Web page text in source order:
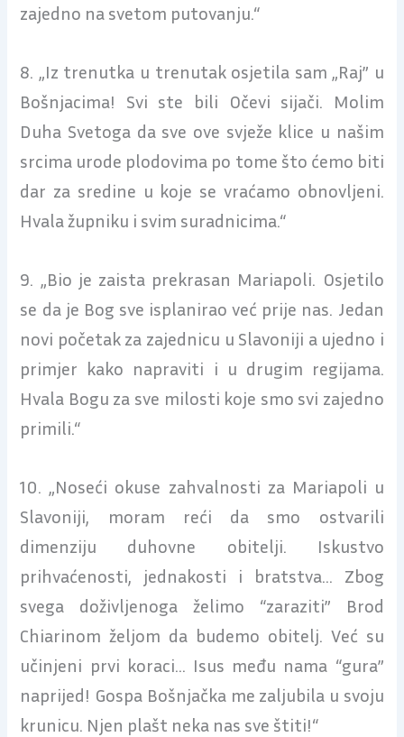
zajedno na svetom putovanju.“
8. „Iz trenutka u trenutak osjetila sam „Raj” u
Bošnjacima! Svi ste bili Očevi sijači. Molim
Duha Svetoga da sve ove svježe klice u našim
srcima urode plodovima po tome što ćemo biti
dar za sredine u koje se vraćamo obnovljeni.
Hvala župniku i svim suradnicima.“
9. „Bio je zaista prekrasan Mariapoli. Osjetilo
se da je Bog sve isplanirao već prije nas. Jedan
novi početak za zajednicu u Slavoniji a ujedno i
primjer kako napraviti i u drugim regijama.
Hvala Bogu za sve milosti koje smo svi zajedno
primili.“
10. „Noseći okuse zahvalnosti za Mariapoli u
Slavoniji, moram reći da smo ostvarili
dimenziju duhovne obitelji. Iskustvo
prihvaćenosti, jednakosti i bratstva… Zbog
svega doživljenoga želimo “zaraziti” Brod
Chiarinom željom da budemo obitelj. Već su
učinjeni prvi koraci… Isus među nama “gura”
naprijed! Gospa Bošnjačka me zaljubila u svoju
krunicu. Njen plašt neka nas sve štiti!“